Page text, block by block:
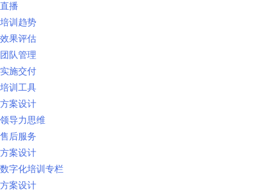
直播
培训趋势
效果评估
团队管理
实施交付
培训工具
方案设计
领导力思维
售后服务
方案设计
数字化培训专栏
方案设计